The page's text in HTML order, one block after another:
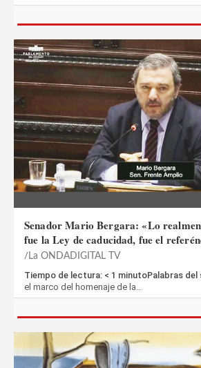
Senador Mario Bergara: «Lo
fue la Ley de caducidad, fue el
La ONDADIGITAL TV
Tiempo de lectura: < 1 minutoPalabras del
el marco del homenaje de la…